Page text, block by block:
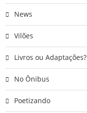
News
Vilões
Livros ou Adaptações?
No Ônibus
Poetizando